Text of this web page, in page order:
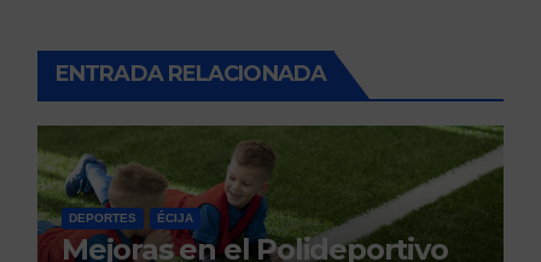
ENTRADA RELACIONADA
DEPORTES ÉCIJA
Mejoras en el Polideportivo